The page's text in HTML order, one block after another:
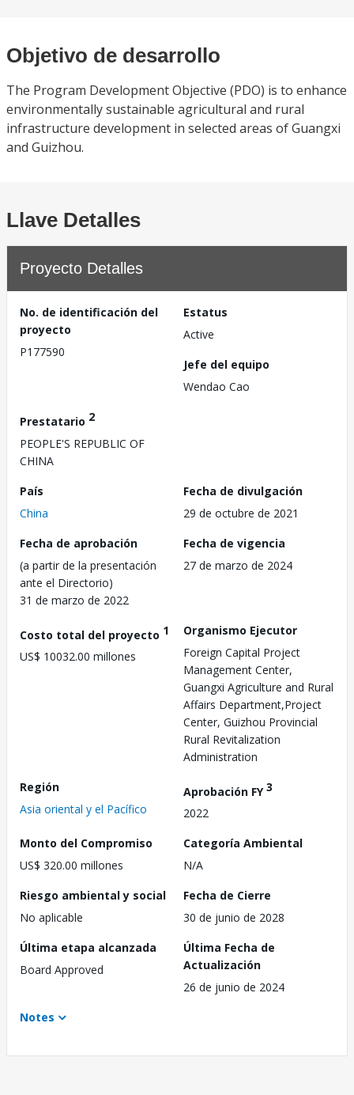
Objetivo de desarrollo
The Program Development Objective (PDO) is to enhance
environmentally sustainable agricultural and rural
infrastructure development in selected areas of Guangxi
and Guizhou.
Llave Detalles
Proyecto Detalles
No. de identificación del
proyecto
P177590
Estatus
Active
Jefe del equipo
Wendao Cao
Prestatario 2
PEOPLE'S REPUBLIC OF
CHINA
País
China
Fecha de divulgación
29 de octubre de 2021
Fecha de aprobación
(a partir de la presentación
ante el Directorio)
31 de marzo de 2022
Fecha de vigencia
27 de marzo de 2024
Costo total del proyecto 1
US$ 10032.00 millones
Organismo Ejecutor
Foreign Capital Project
Management Center,
Guangxi Agriculture and Rural
Affairs Department,Project
Center, Guizhou Provincial
Rural Revitalization
Administration
Región
Asia oriental y el Pacífico
Aprobación FY3
2022
Monto del Compromiso
US$ 320.00 millones
Categoría Ambiental
N/A
Riesgo ambiental y social
No aplicable
Fecha de Cierre
30 de junio de 2028
Última etapa alcanzada
Board Approved
Última Fecha de
Actualización
26 de junio de 2024
Notes